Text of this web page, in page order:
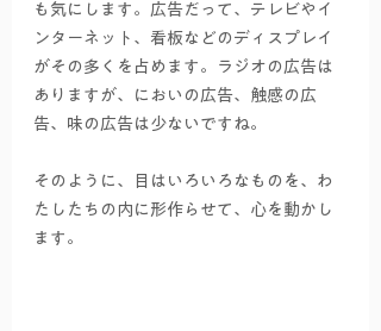
も気にします。広告だって、テレビやイ
ンターネット、看板などのディスプレイ
がその多くを占めます。ラジオの広告は
ありますが、においの広告、触感の広
告、味の広告は少ないですね。
そのように、目はいろいろなものを、わ
たしたちの内に形作らせて、心を動かし
ます。